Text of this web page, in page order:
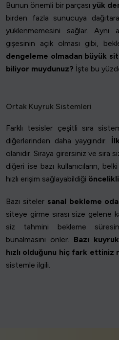
Bunun önemli bir parçasıyük
birden fazla sunucuya
yüklenmemesini sağlar.
gişesinin açık olması gibi,
dengeleme olmadan büyük
biliyor muydunuz? İşte bu
Ortak Kuyruk Sistemleri
Farklı tesisler çeşitli sıra
diğerlerinden daha yaygındır.
olanıdır. Sıraya girersiniz ve
diğeri ise bazı kullanıcıların,
hızlı erişim sağlayabildiği
Bazı siteler sanal bekleme
siteye girme sırası size gelene
siz tahmini bekleme
bunalmasını önler. Bazı
hızlı olduğunu hiç fark ettiniz
sistemle ilgili.